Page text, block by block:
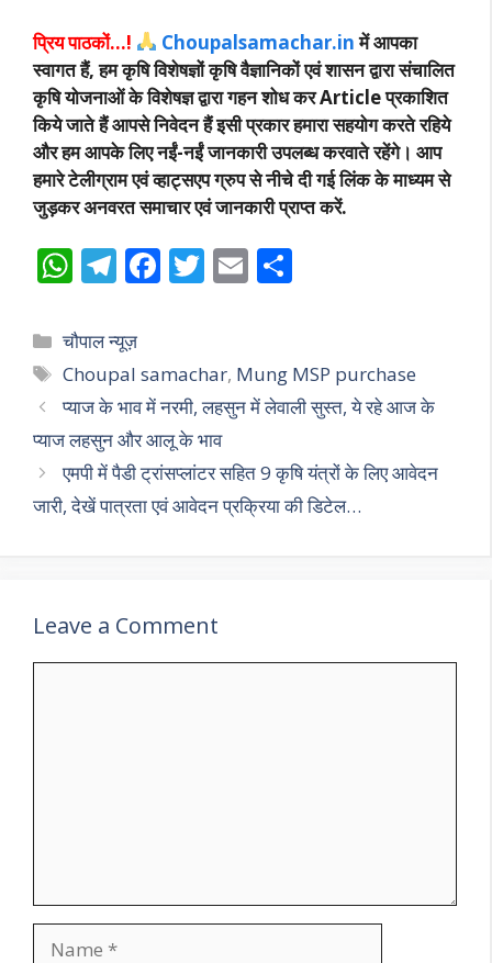
प्रिय पाठकों…! Choupalsamachar.inमें आपका
स्वागत हैं, हम कृषि विशेषज्ञों कृषि वैज्ञानिकों एवं शासन द्वारा संचालित
कृषि योजनाओं के विशेषज्ञ द्वारा गहन शोध कर Article प्रकाशित
किये जाते हैं आपसे निवेदन हैं इसी प्रकार हमारा सहयोग करते रहिये
और हम आपके लिए नईं-नईं जानकारी उपलब्ध करवाते रहेंगे। आप
हमारे टेलीग्राम एवं व्हाट्सएप ग्रुप से नीचे दी गई लिंक के माध्यम से
जुड़कर अनवरत समाचार एवं जानकारी प्राप्त करें.
W
at
s
A
p
p
T
e
gr
a
m
F
b
o
o
k
T
er
E
l e
Categories
चौपाल न्यूज़
Tags
Choupal samachar, Mung MSP purchase
प्याज के भाव में नरमी, लहसुन में लेवाली सुस्त, ये रहे आज के
प्याज लहसुन और आलू के भाव
एमपी में पैडी ट्रांसप्लांटर सहित 9 कृषि यंत्रों के लिए आवेदन
जारी, देखें पात्रता एवं आवेदन प्रक्रिया की डिटेल…
Leave a Comment